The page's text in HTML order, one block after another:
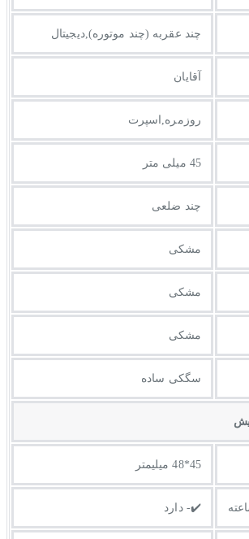
چند عقربه (چند موتوره),دیجیتال
آقایان
روزمره,اسپرت
45 میلی متر
چند ضلعی
مشکی
مشکی
مشکی
سگکی ساده
45*48 میلیمتر
✔️- دارد